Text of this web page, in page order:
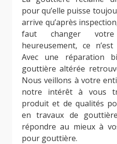
pour qu’elle puisse
arrive qu’après
faut changer
heureusement, ce
Avec une réparation
gouttière altérée
Nous veillons à votre
notre intérêt à vous
produit et de qualités
en travaux de
répondre au mieux à
pour gouttière.